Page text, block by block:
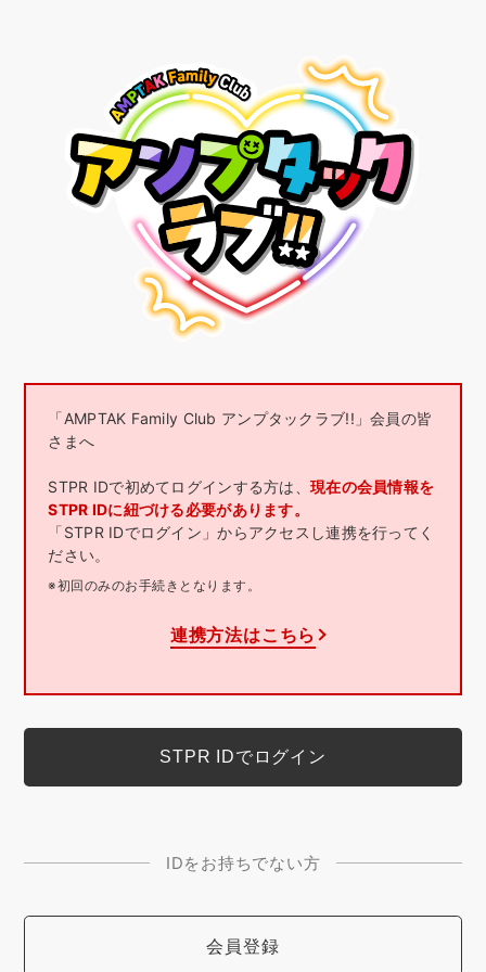
「AMPTAK Family Club アンプタックラブ!!」会員の皆
さまへ
STPR IDで初めてログインする方は、 現在の会員情報を
STPR IDに紐づける必要があります。
「STPR IDでログイン」からアクセスし連携を行ってく
ださい。
※初回のみのお手続きとなります。
連携方法はこちら
IDをお持ちでない方
会員登録